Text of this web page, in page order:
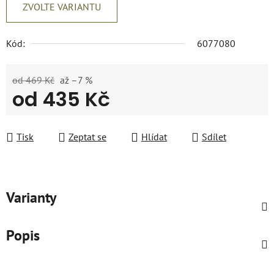
ZVOLTE VARIANTU
Kód: 6077080
od 469 Kč až –7 %
od 435 Kč
Tisk
Zeptat se Hlídat Sdílet
Varianty
Popis